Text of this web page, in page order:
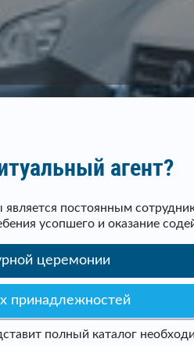
агент?
постоянным
усопшего и оказание
церемонии
принадлежностей
полный каталог